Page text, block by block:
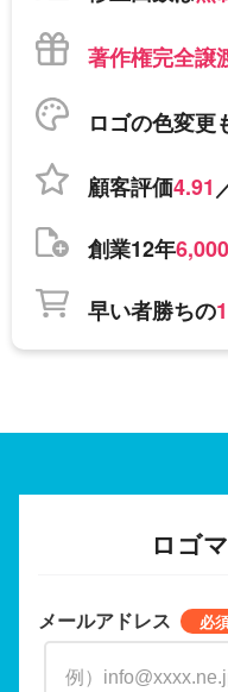
著作権完全譲
ロゴの色変更
顧客評価4.91
創業12年
早い者勝ちの
ロゴ
メールアドレス